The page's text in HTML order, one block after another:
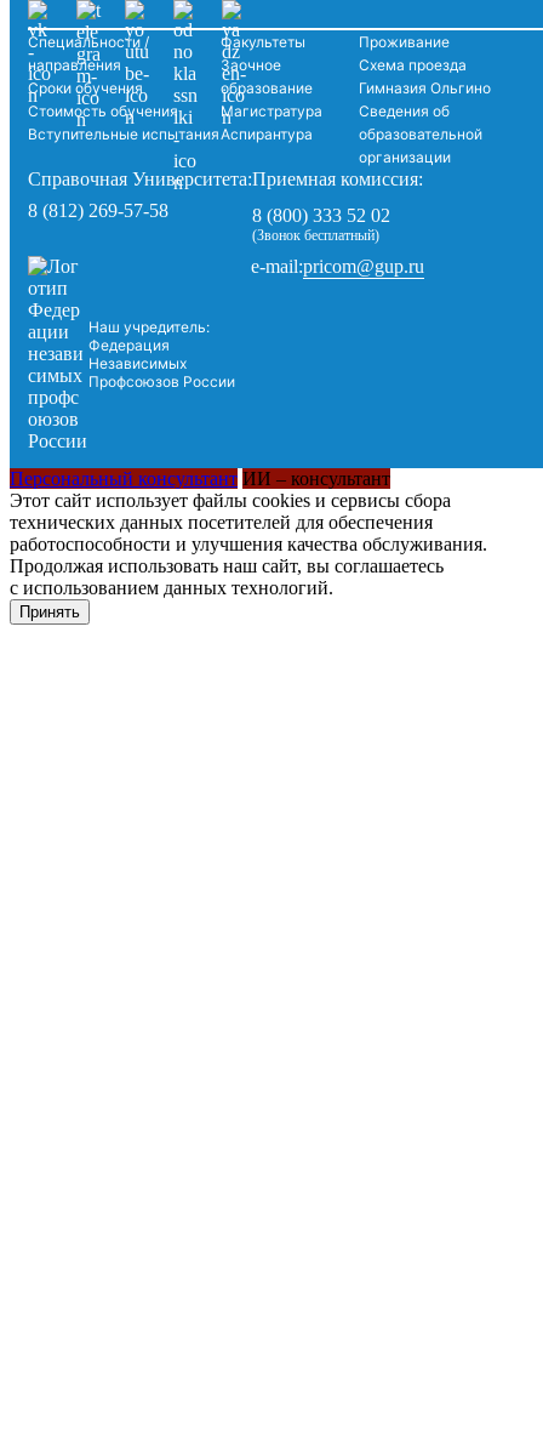
Специальности /
направления
Сроки обучения
Стоимость обучения
Вступительные испытания
Факультеты
Заочное
образование
Магистратура
Аспирантура
Проживание
Схема проезда
Гимназия Ольгино
Сведения об
образовательной
организации
Справочная Университета:
8 (812) 269-57-58
Приемная комиссия:
8 (800) 333 52 02
(Звонок бесплатный)
Наш учредитель:
Федерация
Независимых
Профсоюзов России
e-mail:pricom@gup.ru
Персональный консультант ИИ – консультант
Этот сайт использует файлы cookies и сервисы сбора
технических данных посетителей для обеспечения
работоспособности и улучшения качества обслуживания.
Продолжая использовать наш сайт, вы соглашаетесь
с использованием данных технологий.
Принять